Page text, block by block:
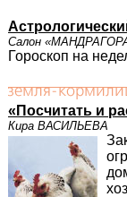
Салон
Гороскоп на
«Посчитать и
Кира ВАСИЛЬЕВА